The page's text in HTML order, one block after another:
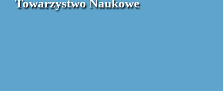
Towarzystwo Naukowe